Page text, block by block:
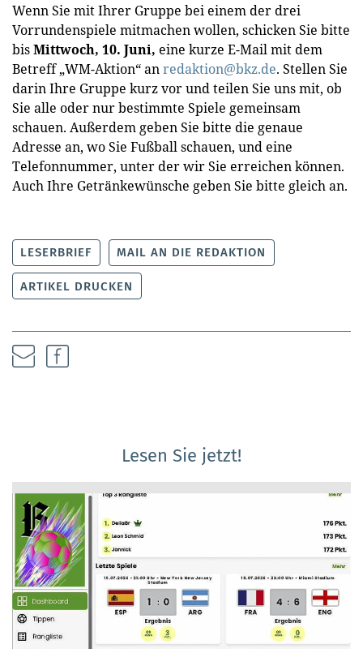
Wenn Sie mit Ihrer Gruppe bei einem der drei
Vorrundenspiele mitmachen wollen, schicken Sie bitte
bisMittwoch, 10. Juni, eine kurze E-Mail mit dem
Betreff „WM-Aktion“ anredaktion@bkz.de. Stellen Sie
darin Ihre Gruppe kurz vor und teilen Sie uns mit, ob
Sie alle oder nur bestimmte Spiele gemeinsam
schauen. Außerdem geben Sie bitte die genaue
Adresse an, wo Sie Fußball schauen, und eine
Telefonnummer, unter der wir Sie erreichen können.
Auch Ihre Getränkewünsche geben Sie bitte gleich an.
LESERBRIEF MAIL AN DIE REDAKTION
ARTIKEL DRUCKEN
Lesen Sie jetzt!